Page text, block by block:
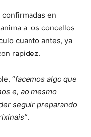
confirmadas en
a los concellos
cuanto antes, ya
rapidez.
“facemos algo que
e, ao mesmo
seguir preparando
.